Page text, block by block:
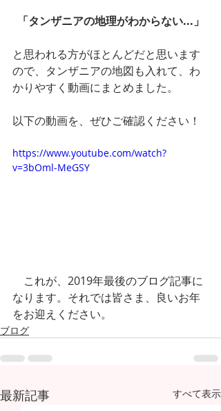
「タンザニアの地理がわからない...」
と思われる方がほとんどだと思います
ので、タンザニアの地図も入れて、わ
かりやすく動画にまとめました。
以下の動画を、ぜひご確認ください！
https://www.youtube.com/watch?
v=3bOml-MeGSY
これが、2019年最後のブログ記事に
なります。それでは皆さま、良いお年
をお迎えください。
ブログ
最新記事 すべて表示